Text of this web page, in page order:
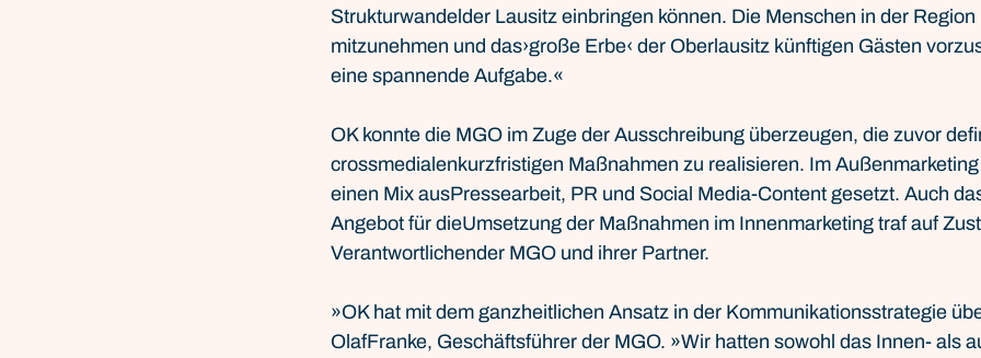
Strukturwandelder Lausitz einbringen können. Die Menschen in der
mitzunehmen und das›große Erbe‹ der Oberlausitz künftigen Gästen
eine spannende Aufgabe.«
OK konnte die MGO im Zuge der Ausschreibung überzeugen, die zuvor
crossmedialenkurzfristigen Maßnahmen zu realisieren. Im
einen Mix ausPressearbeit, PR und Social Media-Content gesetzt. Auch
Angebot für dieUmsetzung der Maßnahmen im Innenmarketing traf auf
Verantwortlichender MGO und ihrer Partner.
»OK hat mit dem ganzheitlichen Ansatz in der Kommunikationsstrategie
OlafFranke, Geschäftsführer der MGO. »Wir hatten sowohl das Innen- als